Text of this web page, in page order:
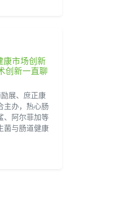
康市场创新
创新一直聊
展、庶正康
主办，热心肠
、阿尔菲加等
菌与肠道健康